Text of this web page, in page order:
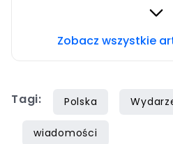
Dziennikarstwo i
Miłośniczka włoskich
Zobacz wszystkie
Tagi: Polska
wiadomości